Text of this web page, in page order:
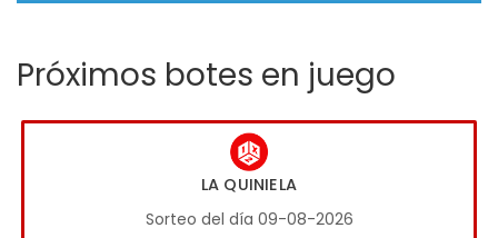
Próximos botes en juego
LA QUINIELA
Sorteo del día 09-08-2026